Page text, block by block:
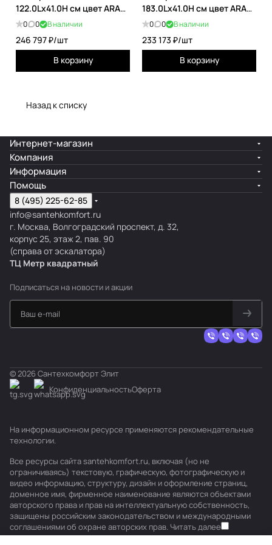
функциональным в ванной комнате. Как отделка
поверхности, так и аксессуар из натурального
ореха и ясеня доступны исключительно для
этого семейства продуктов Antrax и делают его
индивидуальным дизайном, также
с только подачей воды может быть
разработанных горизонтально или
горизонтально. вертикальный.
122.0Lх41.0H см цвет ARAG
ECWAFO122041B/ARAG
0 0 В наличии
246 797 ₽/шт
В корзину
183.0Lх41.0H см цвет ARAG
ECWAFV122041B/ARAG
0 0 В наличии
233 173 ₽/шт
В корзину
Назад к списку
Интернет-магазин
Компания
Информация
Помощь
8 (495) 225-62-85
info@santehkomfort.ru
г. Москва, Волгоградский проспект, д. 32,
корпус 25, этаж 2, пав. 90
(справа от эскалатора)
ТЦ Метр квадратный
Подписаться на новости и акции
© 2026 Сантехкомфорт Элит
КонфиденциальностьОферта
На информационном ресурсе применяются рекомендательные
технологии.
Все ресурсы сайта santehkomfort.ru, включая (но не
ограничиваясь) текстовую, графическую, фотографическую и
видео информацию, структуру, дизайн и оформление страниц,
доменное имя, фирменное наименование являются объектами
авторского права и прав на интеллектуальную собственность,
защищены российским законодательством и международными
соглашениями об охране авторских прав. Читать далее